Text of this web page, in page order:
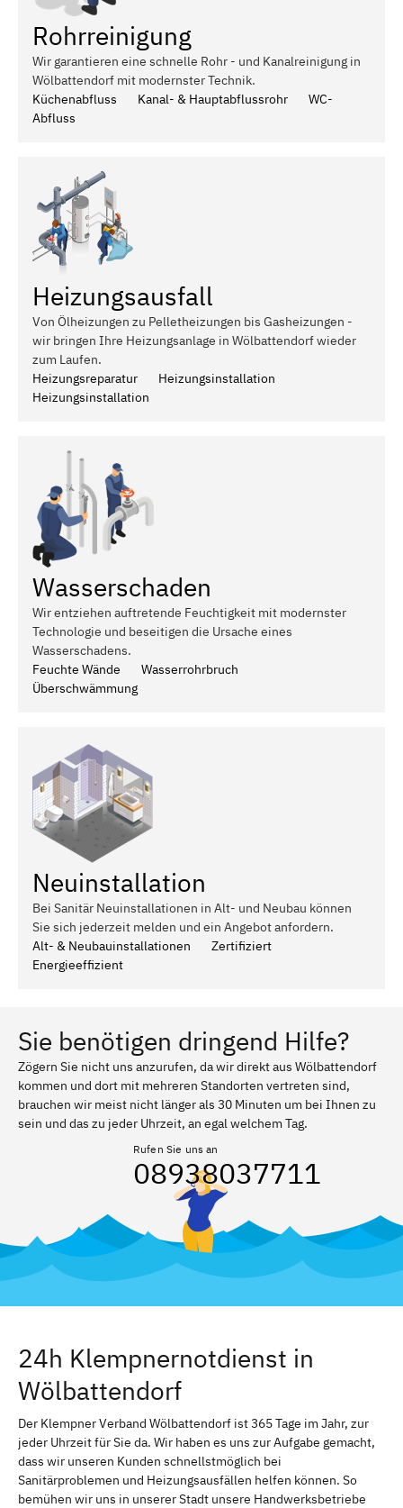
Rohrreinigung
Wir garantieren eine schnelle Rohr - und Kanalreinigung in
Wölbattendorf mit modernster Technik.
Küchenabfluss
Kanal- & Hauptabflussrohr
WC-
Abfluss
Heizungsausfall
Von Ölheizungen zu Pelletheizungen bis Gasheizungen -
wir bringen Ihre Heizungsanlage in Wölbattendorf wieder
zum Laufen.
Heizungsreparatur
Heizungsinstallation
Heizungsinstallation
Wasserschaden
Wir entziehen auftretende Feuchtigkeit mit modernster
Technologie und beseitigen die Ursache eines
Wasserschadens.
Feuchte Wände
Wasserrohrbruch
Überschwämmung
Neuinstallation
Bei Sanitär Neuinstallationen in Alt- und Neubau können
Sie sich jederzeit melden und ein Angebot anfordern.
Alt- & Neubauinstallationen
Zertifiziert
Energieeffizient
Sie benötigen dringend Hilfe?
Zögern Sie nicht uns anzurufen, da wir direkt aus Wölbattendorf
kommen und dort mit mehreren Standorten vertreten sind,
brauchen wir meist nicht länger als 30 Minuten um bei Ihnen zu
sein und das zu jeder Uhrzeit, an egal welchem Tag.
Rufen Sie uns an
08938037711
24h Klempnernotdienst in
Wölbattendorf
Der Klempner Verband Wölbattendorf ist 365 Tage im Jahr, zur
jeder Uhrzeit für Sie da. Wir haben es uns zur Aufgabe gemacht,
dass wir unseren Kunden schnellstmöglich bei
Sanitärproblemen und Heizungsausfällen helfen können. So
bemühen wir uns in unserer Stadt unsere Handwerksbetriebe